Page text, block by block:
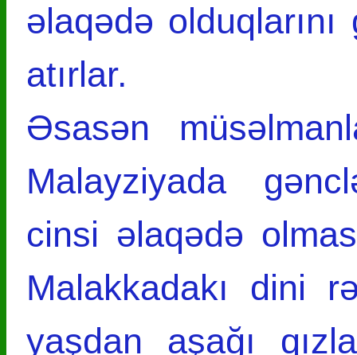
əlaqədə
atırlar.
Əsasən
Malayziyada
cinsi əlaqədə
Malakkadakı dini
yaşdan aşağı